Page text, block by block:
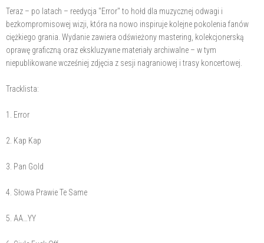
Teraz – po latach – reedycja "Error" to hołd dla muzycznej odwagi i
bezkompromisowej wizji, która na nowo inspiruje kolejne pokolenia fanów
ciężkiego grania. Wydanie zawiera odświeżony mastering, kolekcjonerską
oprawę graficzną oraz ekskluzywne materiały archiwalne – w tym
niepublikowane wcześniej zdjęcia z sesji nagraniowej i trasy koncertowej.
Tracklista:
1. Error
2. Kap Kap
3. Pan Gold
4. Słowa Prawie Te Same
5. AA…YY